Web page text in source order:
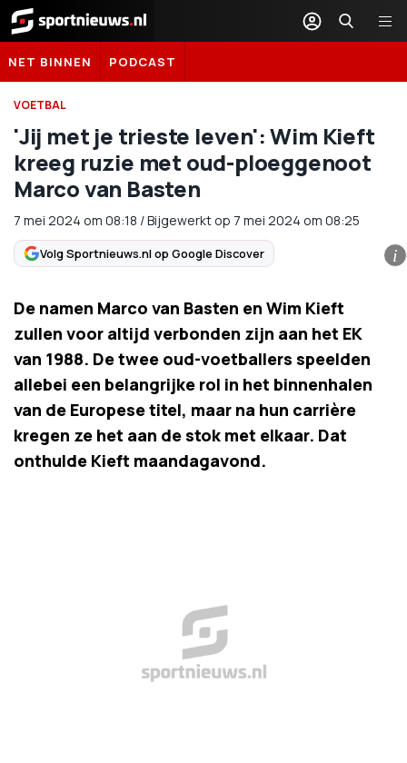
Sportnieuws.nl
NET BINNEN PODCAST
VOETBAL
'Jij met je trieste leven': Wim Kieft
kreeg ruzie met oud-ploeggenoot
Marco van Basten
7 mei 2024 om 08:18 /Bijgewerkt op 7 mei 2024 om 08:25
Volg Sportnieuws.nl op Google Discover i
De namen Marco van Basten en Wim Kieft
zullen voor altijd verbonden zijn aan het EK
van 1988. De twee oud-voetballers speelden
allebei een belangrijke rol in het binnenhalen
van de Europese titel, maar na hun carrière
kregen ze het aan de stok met elkaar. Dat
onthulde Kieft maandagavond.